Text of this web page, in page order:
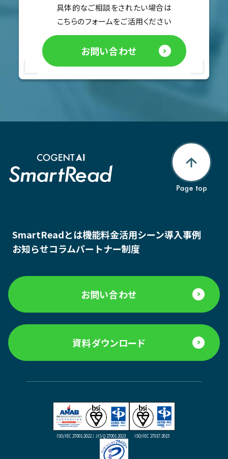
具体的なご相談をされたい場合は
こちらのフォームをご活用ください
お問い合わせ
SmartReadとは機能料金活用シーン導入事例
お知らせコラムパートナー制度
お問い合わせ
資料ダウンロード
ISO/IEC 27001:2022 / JIS Q 27001:2023 ISO/IEC 27017:2015